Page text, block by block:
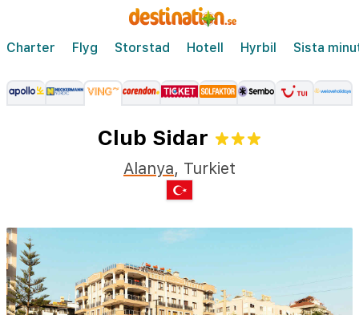
Charter Flyg Storstad Hotell Hyrbil Sista
Club Sidar
Alanya, Turkiet